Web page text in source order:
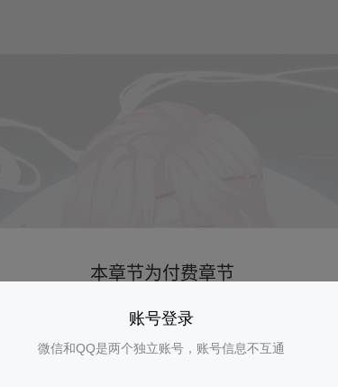
账号登录
微信和QQ是两个独立账号，账号信息不互通